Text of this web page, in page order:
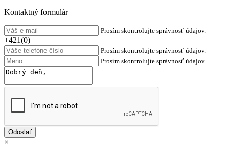
Kontaktný formulár
Prosím skontrolujte správnosť údajov.
+421(0)
Prosím skontrolujte správnosť údajov.
Prosím skontrolujte správnosť údajov.
×